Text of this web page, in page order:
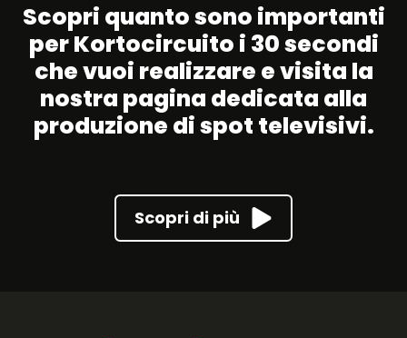
Scopri quanto sono importanti
per Kortocircuito i 30 secondi
che vuoi realizzare e visita la
nostra pagina dedicata alla
produzione di spot televisivi.
Scopri di più